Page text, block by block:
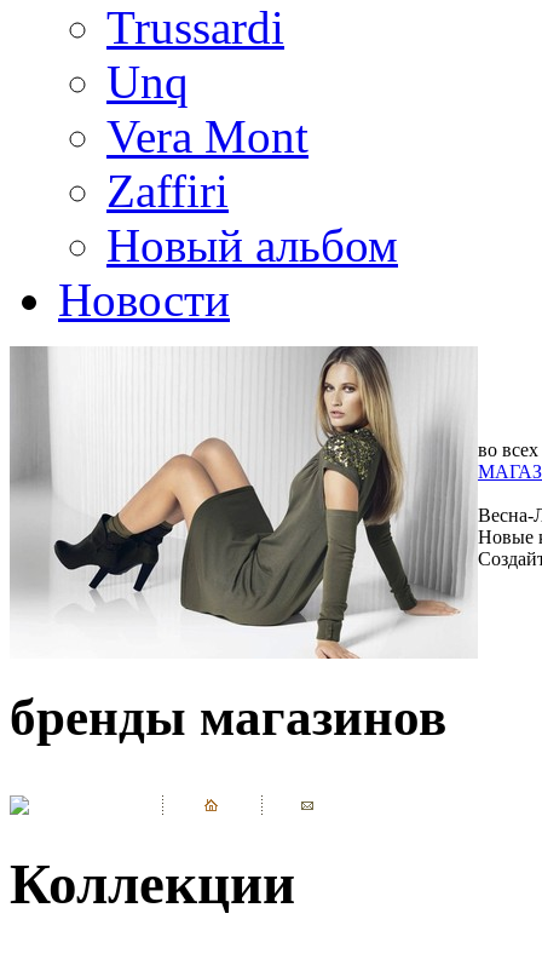
Trussardi
Unq
Vera Mont
Zaffiri
Новый альбом
Новости
во всех
Весна-
Новые
бренды магазинов
Коллекции